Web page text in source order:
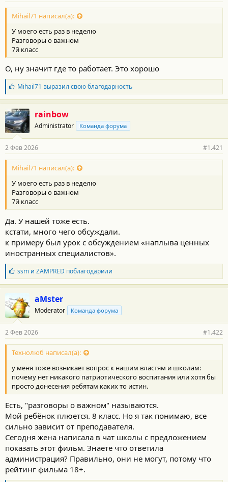
с
т
:
Mihail71 написал(а):
У моего есть раз в неделю
Разговоры о важном
7й класс
О, ну значит где то работает. Это хорошо
Б
л
а
г
о
д
а
н
о
с
и
:
Mihail71 выразил свою благодарность
rainbow
Administrator Команда форума
2 Фев 2026 #1.421
Mihail71 написал(а):
У моего есть раз в неделю
Разговоры о важном
7й класс
Да. У нашей тоже есть.
кстати, много чего обсуждали.
к примеру был урок с обсуждением «наплыва ценных
иностранных специалистов».
Б
л
а
о
д
а
н
о
с
и
:
ssmи ZAMPRED поблагодарили
aMster
Moderator Команда форума
2 Фев 2026 #1.422
Технолюб написал(а):
у меня тоже возникает вопрос к нашим властям и школам:
почему нет никакого патриотического воспитания или хотя бы
просто донесения ребятам каких то истин.
Есть, "разговоры о важном" называются.
Мой ребёнок плюется. 8 класс. Но я так понимаю, все
сильно зависит от преподавателя.
Сегодня жена написала в чат школы с предложением
показать этот фильм. Знаете что ответила
администрация? Правильно, они не могут, потому что
рейтинг фильма 18+.